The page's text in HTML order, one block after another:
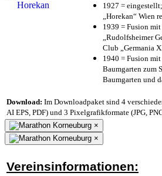
1927 =
„Horekan“ Wien
1939 = Fusion
„Rudolfsheimer
Club „Germania
1940 = Fusion
Baumgarten zum
Baumgarten und
Download: Im Downloadpaket sind 4
AI EPS, PDF) und 3 Pixelgrafikformate (JPG,
×
×
Vereinsinformationen: